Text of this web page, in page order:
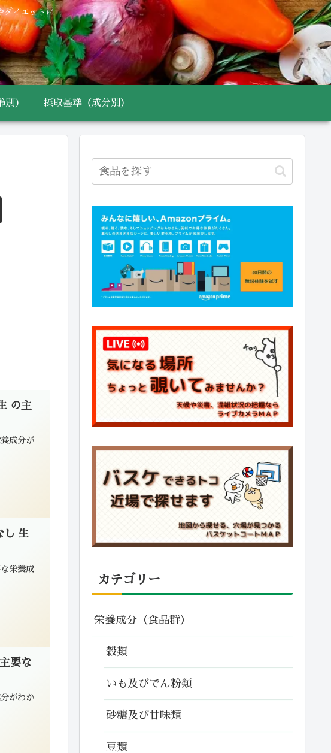
ダイエットに
） 摂取基準（成分別）
の主
成分が
し 生
栄養成
要な
がわか
カテゴリー
栄養成分（食品群）
穀類
いも及びでん粉類
砂糖及び甘味類
豆類